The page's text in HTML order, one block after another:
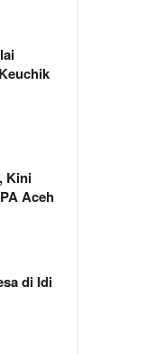
Kini
Aceh
di Idi